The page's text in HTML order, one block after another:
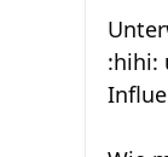
:hihi: